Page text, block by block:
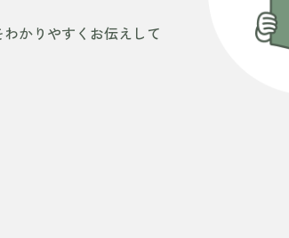
かりやすくお伝えして